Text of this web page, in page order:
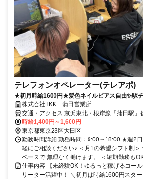
テレフォンオペレーター(テレアポ)
★初月時給1600円★髪色ネイルピアス自由✨駅チ
株式会社TKK 蒲田営業所
交通・アクセス 京浜東北・根岸線「蒲田駅」
急蒲田駅」徒歩7分
時給1,400円～1,600円
東京都東京23区大田区
勤務時間詳細 勤務時間：9:00～18:00 ★週2
軽にご相談ください♪ ＜月1の希望シフト制＞
ペースで 無理なく働けます。 ＜短期勤務も
仕事内容 【未経験OK！ゆるっと稼げるコー
リーター活躍中！ ＼初月は時給1600円スタ